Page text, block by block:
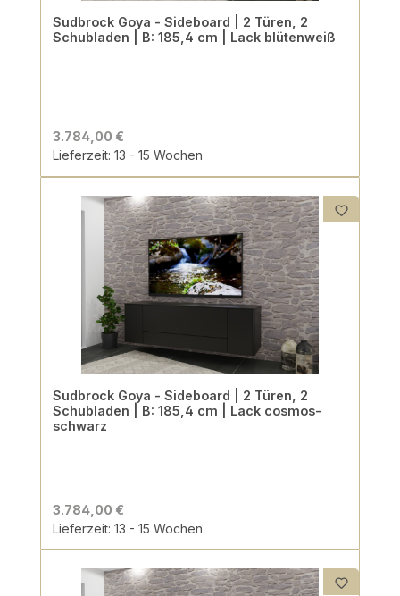
Sudbrock Goya - Sideboard | 2 Türen, 2
Schubladen | B: 185,4 cm | Lack blütenweiß
3.784,00 €
Lieferzeit: 13 - 15 Wochen
Sudbrock Goya - Sideboard | 2 Türen, 2
Schubladen | B: 185,4 cm | Lack cosmos-
schwarz
3.784,00 €
Lieferzeit: 13 - 15 Wochen